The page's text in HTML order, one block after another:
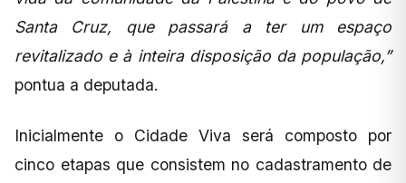
Santa Cruz, que passará a ter um espaço
revitalizado e à inteira disposição da população,”
pontua a deputada.
Inicialmente o Cidade Viva será composto por
cinco etapas que consistem no cadastramento de